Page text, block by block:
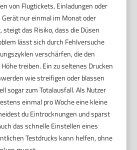
von Flugtickets, Einladungen oder
Gerät nur einmal im Monat oder
das Risiko, dass die Düsen
lässt sich durch Fehlversuche
verschärfen, die den
treiben. Ein zu seltenes Drucken
wie streifigen oder blassen
sogar zum Totalausfall. Als Nutzer
einmal pro Woche eine kleine
du Eintrocknungen und sparst
das schnelle Einstellen eines
Testdrucks kann helfen, ohne